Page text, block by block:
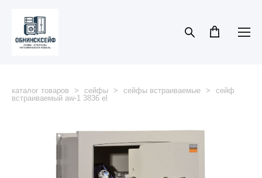
каталог товаров > сейфы > сейфы встраиваемые >
сейф
встраиваемый aw-1 3836 el